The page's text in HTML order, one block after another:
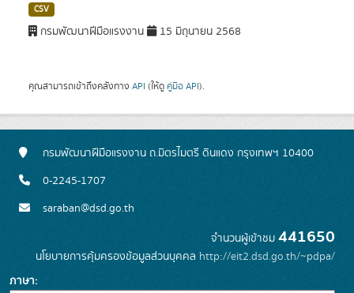
CSV
กรมพัฒนาฝีมือแรงงาน 15 มิถุนายน 2568
คุณสามารถเข้าถึงคลังทาง API (ให้ดู คู่มือ API).
กรมพัฒนาฝีมือแรงงาน ถ.มิตรไมตรี ดินแดง กรุงเทพฯ 10400
0-2245-1707
saraban@dsd.go.th
จำนวนผู้เข้าชม 441650
นโยบายการคุ้มครองข้อมูลส่วนบุคคล http://eit2.dsd.go.th/~pdpa/
ภาษา